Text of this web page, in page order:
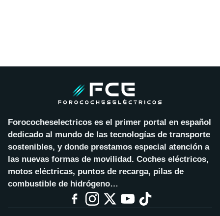
Forococheselectricos es el primer portal en español
dedicado al mundo de las tecnologías de transporte
sostenibles, y donde prestamos especial atención a
las nuevas formas de movilidad. Coches eléctricos,
motos eléctricas, puntos de recarga, pilas de
combustible de hidrógeno…